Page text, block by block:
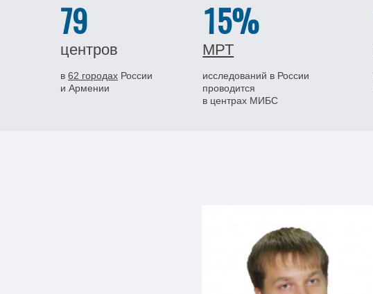
79
центров
в 62 городах России
и Армении
15%
МРТ
исследований в России
проводится
в центрах МИБС